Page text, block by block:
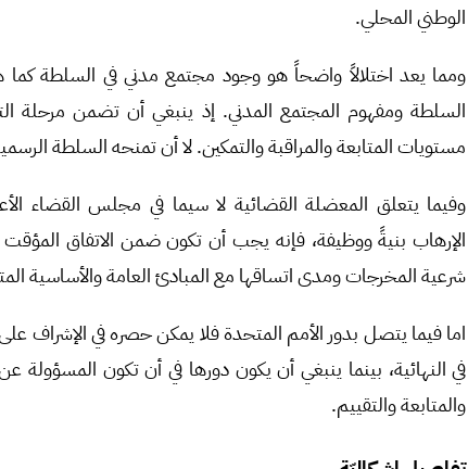
الوطني المحلي.
ومما يعد اختلالاً واضحاً هو وجود مجتمع مدني في السلطة
السلطة ومفهوم المجتمع المدني. إذ ينبغي أن تضمن مرحلة
مستويات المتابعة والمراقبة والتمكين. لا أن تمنحه السلطة
وفيما يتعلق المعضلة القضائية لا سيما في مجلس القضاء
الإرهاب بنيةً ووظيفة، فإنه يجب أن تكون ضمن الاتفاق المؤقت
شرعية المخرجات ومدى اتساقها مع المبادئ العامة والأساسية
اما فيما يتصل بدور الأمم المتحدة فلا يمكن حصره في الإشراف
في النهائية، بينما ينبغي أن يكون دورها في أن تكون المسؤولة
والمتابعة والتقييم.